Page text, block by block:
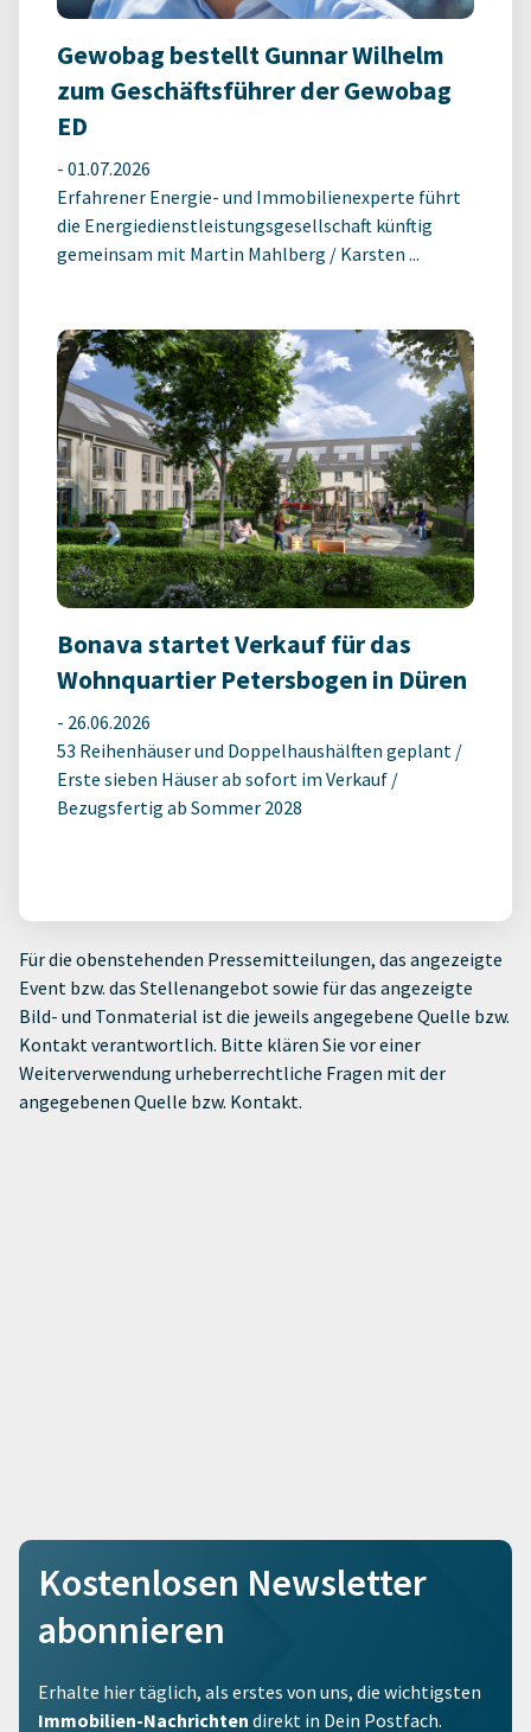
Gewobag bestellt Gunnar Wilhelm
zum Geschäftsführer der Gewobag
ED
- 01.07.2026
Erfahrener Energie- und Immobilienexperte führt
die Energiedienstleistungsgesellschaft künftig
gemeinsam mit Martin Mahlberg / Karsten ...
Bonava startet Verkauf für das
Wohnquartier Petersbogen in Düren
- 26.06.2026
53 Reihenhäuser und Doppelhaushälften geplant /
Erste sieben Häuser ab sofort im Verkauf /
Bezugsfertig ab Sommer 2028
Für die obenstehenden Pressemitteilungen, das angezeigte
Event bzw. das Stellenangebot sowie für das angezeigte
Bild- und Tonmaterial ist die jeweils angegebene Quelle bzw.
Kontakt verantwortlich. Bitte klären Sie vor einer
Weiterverwendung urheberrechtliche Fragen mit der
angegebenen Quelle bzw. Kontakt.
Kostenlosen Newsletter
abonnieren
Erhalte hier täglich, als erstes von uns, die wichtigsten
Immobilien-Nachrichten direkt in Dein Postfach.